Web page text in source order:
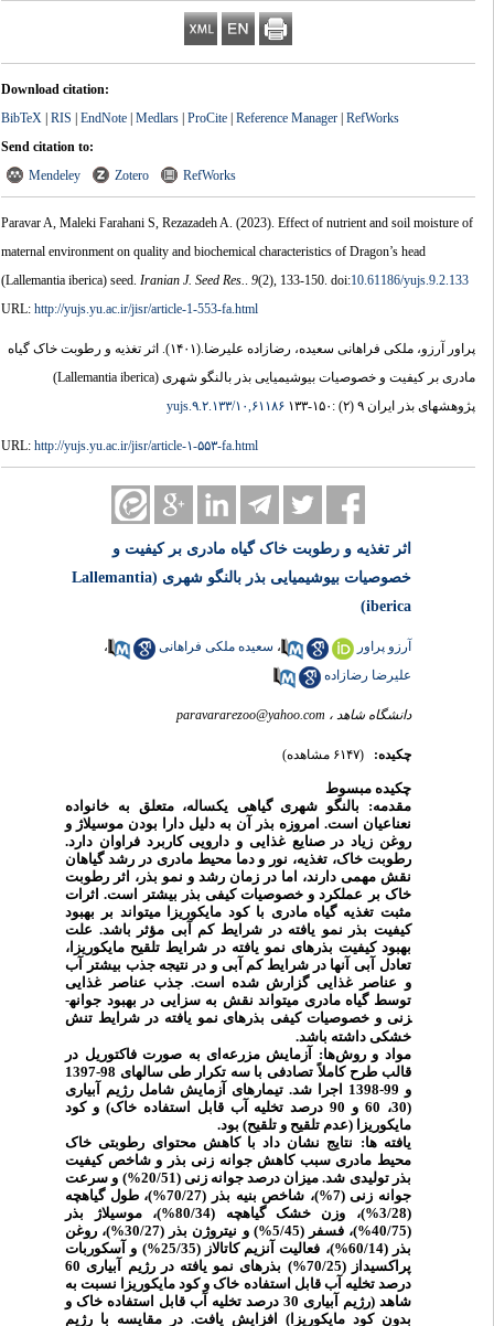
Download citation:
BibTeX|RIS|EndNote|Medlars|ProCite|Reference Manager|RefWorks
Send citation to:
Mendeley
Zotero RefWorks
Paravar A, Maleki Farahani S, Rezazadeh A.(2023).Effect of nutrient and soil moisture of
maternal environment on quality and biochemical characteristics of Dragon’s head
(Lallemantia iberica) seed.Iranian J. Seed Res..9(2), 133-150. doi:10.61186/yujs.9.2.133
URL:http://yujs.yu.ac.ir/jisr/article-1-553-fa.html
پراور آرزو، ملکی فراهانی سعیده، رضازاده علیرضا.(۱۴۰۱).
اثر تغذیه و رطوبت خاک گیاه
مادری بر کیفیت و خصوصیات بیوشیمیایی بذر بالنگو شهری (Lallemantia iberica)
پژوهشهای بذر ایران ۹ (۲) :۱۵۰-۱۳۳
۱۰,۶۱۱۸۶/yujs.۹.۲.۱۳۳
URL:http://yujs.yu.ac.ir/jisr/article-۱-۵۵۳-fa.html
اثر تغذیه و رطوبت خاک گیاه مادری بر کیفیت و
خصوصیات بیوشیمیایی بذر بالنگو شهری (Lallemantia
iberica)
آرزو پراور ، سعیده ملکی فراهانی
،
علیرضا رضازاده
دانشگاه شاهد ،paravararezoo@yahoo.com
چکیده: (۶۱۴۷ مشاهده)
چکیده مبسوط
مقدمه:بالنگوشهری گیاهی یکساله، متعلق به خانواده
نعناعیان است. امروزه بذر آن به دلیل دارا بودن موسیلاژ و
روغن زیاد در صنایع غذایی و دارویی کاربرد فراوان دارد.
رطوبت خاک، تغذیه، نور و دما محیط مادری در رشد گیاهان
نقش مهمی دارند، اما در زمان رشد و نمو بذر، اثر رطوبت
خاک بر عملکرد و خصوصیات کیفی بذر بیشتر است. اثرات
مثبت تغذیه گیاه مادری با کود مایکوریزا می­تواند بر بهبود
کیفیت بذر نمو یافته در شرایط کم آبی مؤثر باشد. علت
بهبود کیفیت بذرهای نمو یافته در شرایط تلقیح مایکوریزا،
تعادل آبی آن­ها در شرایط کم آبی و در نتیجه جذب بیشتر آب
و عناصر غذایی گزارش شده است. جذب عناصر غذایی
توسط گیاه مادری می­تواند نقش به سزایی در بهبود جوانه­
زنی و خصوصیات کیفی بذرهای نمو یافته در شرایط تنش
خشکی داشته باشد.
مواد و روش‌ها: آزمایش مزرعه‌ای به صورت فاکتوریل در
قالب طرح کاملاً تصادفی با سه تکرار طی سال­های 98-1397
و 99-1398 اجرا شد. تیمارهای آزمایش شامل رژیم آبیاری
(30، 60 و 90 درصد تخلیه آب قابل استفاده خاک) و کود
مایکوریزا (عدم تلقیح و تلقیح) بود.
یافته­ ها: نتایجنشانداد با کاهش محتوای رطوبتی خاک
محیط مادری سبب کاهش جوانه­ زنی بذر و شاخص کیفیت
بذر تولیدی شد. میزان درصد جوانه­ زنی (20/51%) و سرعت
جوانه­ زنی (7%)، شاخص بنیه بذر (70/27%)، طول گیاهچه
(3/28%)، وزن خشک گیاهچه (80/34%)، موسیلاژ بذر
(40/75%)، فسفر (5/45%) و نیتروژن بذر (30/27%)، روغن
بذر (60/14%)، فعالیت آنزیم کاتالاز (25/35%) و آسکوربات
پراکسیداز (70/25%) بذرهای نمو یافته در رژیم آبیاری 60
درصد تخلیه آب قابل استفاده خاک و کود مایکوریزا نسبت به
شاهد (رژیم آبیاری 30 درصد تخلیه آب قابل استفاده خاک و
بدون کود مایکوریزا) افزایش یافت. در مقایسه با رژیم